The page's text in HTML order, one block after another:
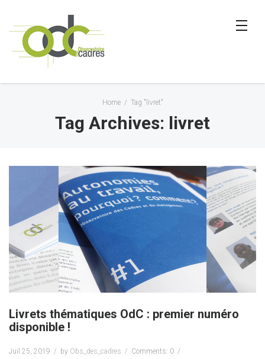
Home / Tag "livret"
Tag Archives: livret
Livrets thématiques OdC : premier numéro
disponible !
Juil 25, 2019 by Obs_des_cadres
Comments: 0